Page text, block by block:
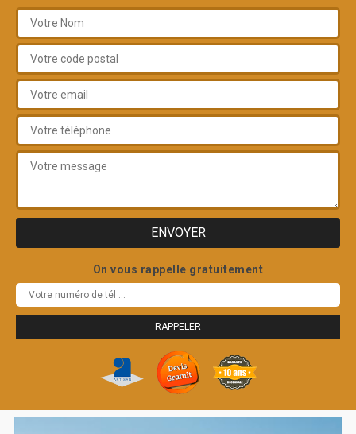
On vous rappelle gratuitement